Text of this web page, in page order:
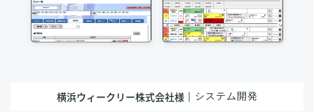
横浜ウィークリー株式会社様｜システム開発